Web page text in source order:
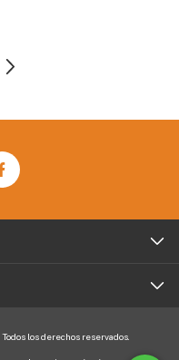
los derechos reservados.